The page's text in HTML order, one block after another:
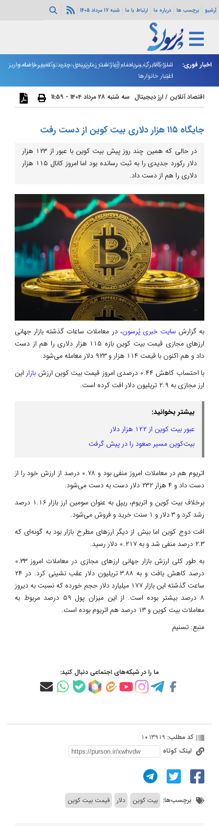
آرشیو برچسب ها درباره ما ارتباط با ما شنبه 17 مرداد 1405
اخبار فوری:
اسلام‌آباد: رایزنی‌ها برای کاهش تنش‌ها درباره تنگه هرمز ادامه
دارد
شارژ کالابرگ مردادماه آغاز شد؛ زمان‌بندی جدید و تغییر فاصله واریز
اعتبار خانوارها
اقتصاد آنلاین /ارز دیجیتال سه شنبه 28 مرداد 1404 - 11:59
جایگاه ۱۱۵ هزار دلاری بیت کوین از دست رفت
در حالی که همین چند روز پیش بیت کوین با عبور از ۱۲۳ هزار
دلار رکورد جدیدی را به ثبت رسانده بود اما امروز کانال ۱۱۵ هزار
دلاری را هم از دست داد.
به گزارش سایت خبری پُرسون، در معاملات ساعات گذشته بازار جهانی
ارزهای مجازی قیمت بیت کوین بازه ۱۱۵ هزار دلاری را هم از دست
داد و هم اکنون با قیمت ۱۱۴ هزار و ۹۲۳ دلار معامله می‌شود.
با احتساب کاهش ۰.۴۴ درصدی امروز قیمت بیت کوین ارزش
بازار این
ارز مجازی به ۲.۹ تریلیون دلار افت کرده است.
بیشتر بخوانید:
عبور بیت کوین از ۱۲۲ هزار دلار
بیت‌کوین مسیر صعود را در پیش گرفت
اتریوم هم در معاملات امروز منفی بود و ۰.۷۸ درصد از ارزش خود را از
دست داد و ۴ هزار ۲۳۲ دلار دست به دست می‌شود.
برخلاف بیت کوین و اتریوم، ریپل به عنوان سومین ارز بازار ۱.۱۶ درصد
رشد کرد و ۳ دلار و ۱ سنت خرید و فروش می‌شود.
افت دوج کوین اما بیش از دیگر ارزهای مطرح بازار بود به گونه‌ای که
۲.۳ درصد منفی شد و به ۰.۲۱۷ دلار رسید.
به طور کلی ارزش بازار جهانی ارزهای مجازی در معاملات امروز ۰.۳۳
درصد کاهش یافت و به ۳.۸۸ تریلیون دلار عقب نشینی کرد. در ۲۴
ساعت گذشته این بازار ۱۷۷ میلیارد دلار حجم خورده که نسبت به دیروز
۸ درصد بیشتر بوده است. از این میزان پول ۵۹ درصد مربوط به
معاملات بیت کوین و ۱۳ درصد هم اتریوم بوده است.
منبع: تسنیم
ما را در شبکه‌های اجتماعی دنبال کنید:
کد مطلب: 1013919
لینک کوتاه
برچسب‌ها: بیت کوین دلار قیمت بیت کوین